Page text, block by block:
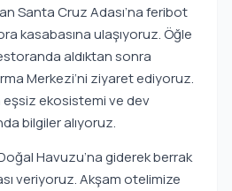
Santa Cruz Adası’na feribot
kasabasına ulaşıyoruz. Öğle
aldıktan sonra
Merkezi’ni ziyaret ediyoruz.
eşsiz ekosistemi ve dev
bilgiler alıyoruz.
Havuzu’na giderek berrak
veriyoruz. Akşam otelimize